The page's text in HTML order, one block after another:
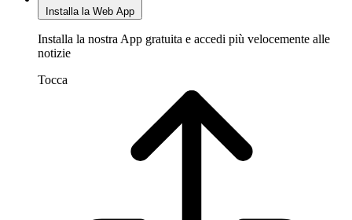
Installa la Web App
Installa la nostra App gratuita e accedi più velocemente alle
notizie
Tocca